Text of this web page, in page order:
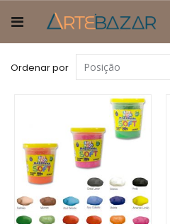
para
o
conteúdo
Ordenar por